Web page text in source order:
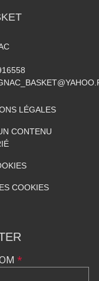
LÉGALES
CONTENU
COOKIES
*